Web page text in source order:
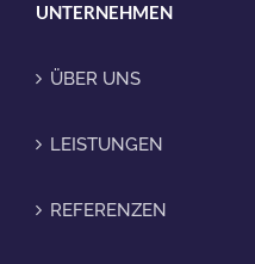
UNTERNEHMEN
ÜBER UNS
LEISTUNGEN
REFERENZEN